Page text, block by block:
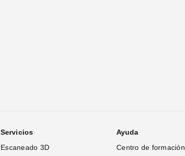
Servicios
Escaneado 3D
Ayuda
Centro de formación